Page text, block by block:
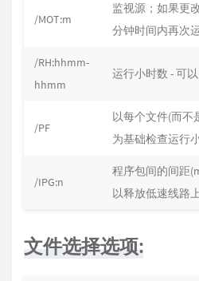
/MOT:m
监视源；如果更
分钟时间内再次
/RH:hhmm-
hhmm
运行小时数 - 可
/PF
以每个文件(而不
为基础检查运行
/IPG:n
程序包间的间距
以释放低速线路
文件选择选项: